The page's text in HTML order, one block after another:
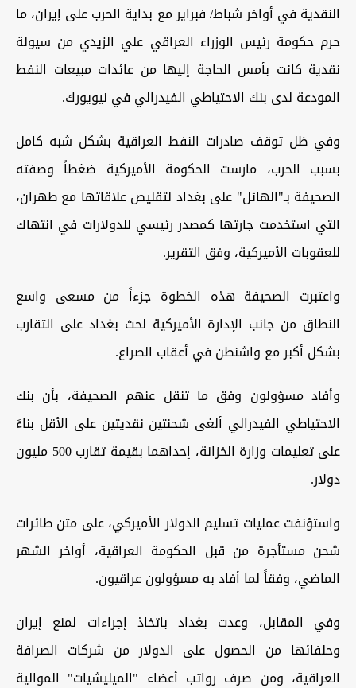
النقدية في أواخر شباط/ فبراير مع بداية الحرب على إيران، ما
حرم حكومة رئيس الوزراء العراقي علي الزيدي من سيولة
نقدية كانت بأمس الحاجة إليها من عائدات مبيعات النفط
المودعة لدى بنك الاحتياطي الفيدرالي في نيويورك.
وفي ظل توقف صادرات النفط العراقية بشكل شبه كامل
بسبب الحرب، مارست الحكومة الأميركية ضغطاً وصفته
الصحيفة بـ"الهائل" على بغداد لتقليص علاقاتها مع طهران،
التي استخدمت جارتها كمصدر رئيسي للدولارات في انتهاك
للعقوبات الأميركية، وفق التقرير.
واعتبرت الصحيفة هذه الخطوة جزءاً من مسعى واسع
النطاق من جانب الإدارة الأميركية لحث بغداد على التقارب
بشكل أكبر مع واشنطن في أعقاب الصراع.
وأفاد مسؤولون وفق ما تنقل عنهم الصحيفة، بأن بنك
الاحتياطي الفيدرالي ألغى شحنتين نقديتين على الأقل بناءً
على تعليمات وزارة الخزانة، إحداهما بقيمة تقارب 500 مليون
دولار.
واستؤنفت عمليات تسليم الدولار الأميركي، على متن طائرات
شحن مستأجرة من قبل الحكومة العراقية، أواخر الشهر
الماضي، وفقاً لما أفاد به مسؤولون عراقيون.
وفي المقابل، وعدت بغداد باتخاذ إجراءات لمنع إيران
وحلفائها من الحصول على الدولار من شركات الصرافة
العراقية، ومن صرف رواتب أعضاء "الميليشيات" الموالية